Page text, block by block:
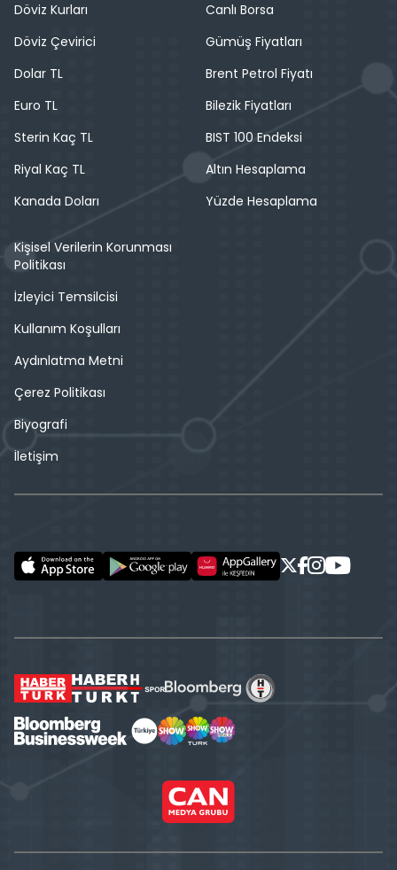
Döviz Kurları
Döviz Çevirici
Dolar TL
Euro TL
Sterin Kaç TL
Riyal Kaç TL
Kanada Doları
Canlı Borsa
Gümüş Fiyatları
Brent Petrol Fiyatı
Bilezik Fiyatları
BIST 100 Endeksi
Altın Hesaplama
Yüzde Hesaplama
Kişisel Verilerin Korunması
Politikası
İzleyici Temsilcisi
Kullanım Koşulları
Aydınlatma Metni
Çerez Politikası
Biyografi
İletişim